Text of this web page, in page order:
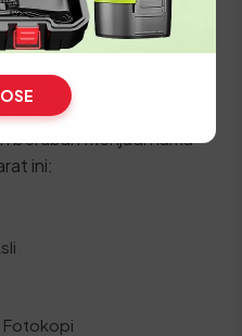
(BBN II)
bekas, segera
(Bea Balik Nama
II) agar identitas
berubah menjadi nama
ini:
Fotokopi